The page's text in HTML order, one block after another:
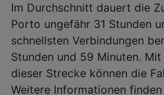
Im Durchschnitt dauert die
Porto ungefähr 31 Stunden
schnellsten Verbindungen
Stunden und 59 Minuten.
dieser Strecke können die
Weitere Informationen